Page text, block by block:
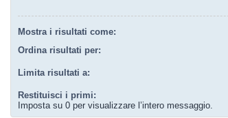
Mostra i risultati come:
Ordina risultati per:
Limita risultati a:
Restituisci i primi:
Imposta su 0 per visualizzare l’intero messaggio.